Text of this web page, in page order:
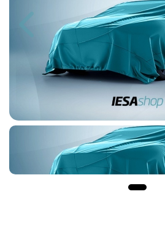
Previous